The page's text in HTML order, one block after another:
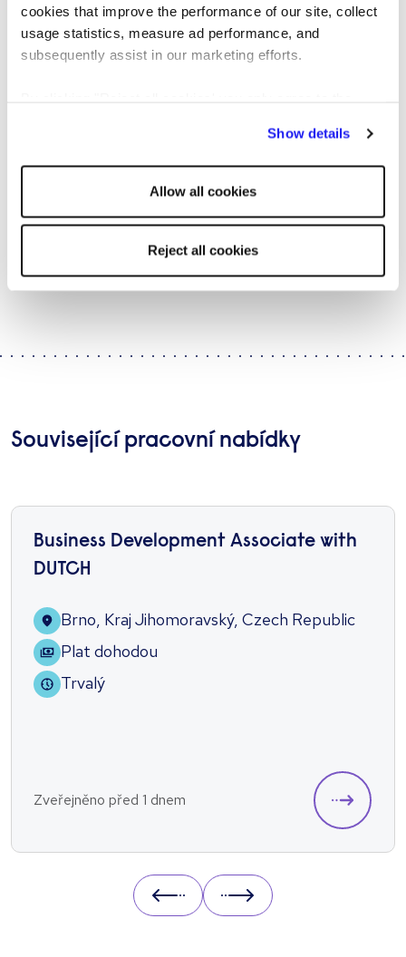
cookies that improve the performance of our site, collect
usage statistics, measure ad performance, and
subsequently assist in our marketing efforts.
Show details
Allow all cookies
Reject all cookies
Přetáhněte soubor nebo vyberte z počítače
prohlížet
zásady ochrany osobních údajů
Odeslat přihlášku
Související pracovní nabídky
Business Development Associate with
DUTCH
Brno, Kraj Jihomoravský, Czech Republic
Plat dohodou
Trvalý
Zveřejněno před 1 dnem
Prev Next